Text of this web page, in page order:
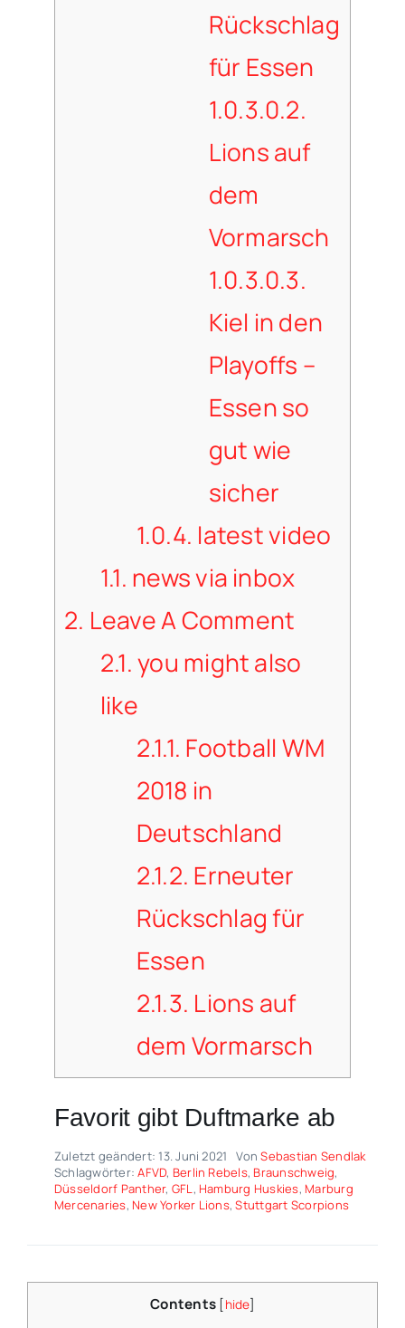
Rückschlag
für Essen
1.0.3.0.2.
Lions auf
dem
Vormarsch
1.0.3.0.3.
Kiel in den
Playoffs –
Essen so
gut wie
sicher
1.0.4. latest video
1.1. news via inbox
2. Leave A Comment
2.1.you might also
like
2.1.1. Football WM
2018 in
Deutschland
2.1.2. Erneuter
Rückschlag für
Essen
2.1.3. Lions auf
dem Vormarsch
Favorit gibt Duftmarke ab
Zuletzt geändert: 13. Juni 2021 VonSebastian Sendlak
Schlagwörter:AFVD, Berlin Rebels, Braunschweig,
Düsseldorf Panther, GFL, Hamburg Huskies, Marburg
Mercenaries, New Yorker Lions,Stuttgart Scorpions
Contents [hide]